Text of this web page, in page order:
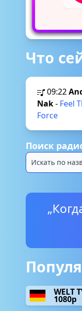
Что
09:22
Nak- Feel
Force
Поиск
WELT
1080p